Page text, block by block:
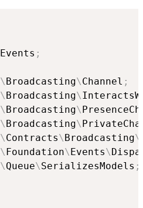
Events ;
\Broadcasting\Channel ;
\Broadcasting\
\Broadcasting\
\Broadcasting\
\Contracts\Broadcasting\
\Foundation\Events\
\Queue\SerializesModels ;